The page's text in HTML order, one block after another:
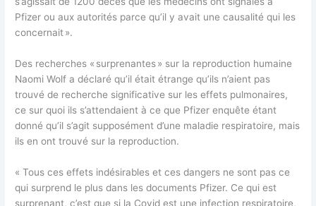
Pfizer ou aux autorités parce qu’il y avait une causalité qui les
concernait ».
Des recherches « surprenantes » sur la reproduction humaine
Naomi Wolf a déclaré qu’il était étrange qu’ils n’aient pas
trouvé de recherche significative sur les effets pulmonaires,
ce sur quoi ils s’attendaient à ce que Pfizer enquête étant
donné qu’il s’agit supposément d’une maladie respiratoire, mais
ils en ont trouvé sur la reproduction.
« Tous ces effets indésirables et ces dangers ne sont pas ce
qui surprend le plus dans les documents Pfizer. Ce qui est
surprenant, c’est que si la Covid est une infection respiratoire,